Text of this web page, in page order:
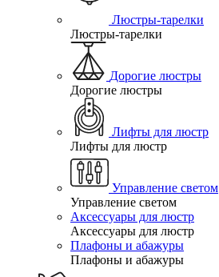
Люстры-тарелки
Люстры-тарелки
Дорогие люстры
Дорогие люстры
Лифты для люстр
Лифты для люстр
Управление светом
Управление светом
Аксессуары для люстр
Аксессуары для люстр
Плафоны и абажуры
Плафоны и абажуры